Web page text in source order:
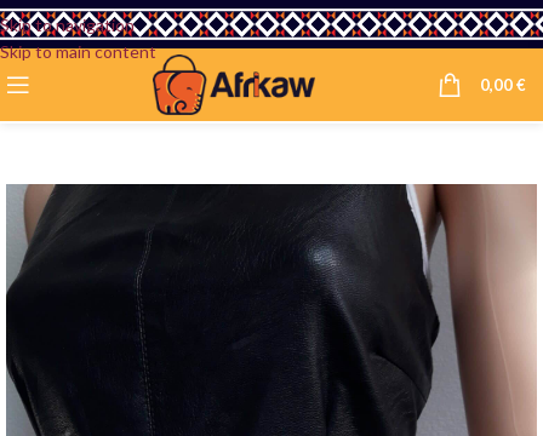
Skip to navigation
Skip to main content
0,00€